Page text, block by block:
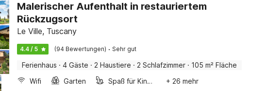
Malerischer Aufenthalt in restauriertem
Rückzugsort
Le Ville, Tuscany
4.4 / 5 (94 Bewertungen) · Sehr gut
Ferienhaus · 4 Gäste · 2 Haustiere · 2 Schlafzimmer · 105 m² Fläche
Wifi
Garten Spaß für Kinder
+ 26 mehr